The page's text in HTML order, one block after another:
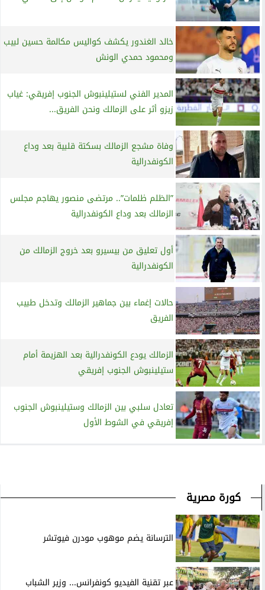
خالد الغندور يكشف كواليس مكالمة حسين لبيب
ومحمود حمدي الونش
المدير الفني لستيلينبوش الجنوب إفريقي: غياب
زيزو أثر على الزمالك ونحن الفريق...
وفاة مشجع الزمالك بسكتة قلبية بعد وداع
الكونفدرالية
”الظلم ظلمات”.. مرتضى منصور يهاجم مجلس
الزمالك بعد وداع الكونفدرالية
أول تعليق من بيسيرو بعد خروج الزمالك من
الكونفدرالية
حالات إغماء بين جماهير الزمالك وتدخل طبيب
الفريق
الزمالك يودع الكونفدرالية بعد الهزيمة أمام
ستيلينبوش الجنوب إفريقي
تعادل سلبي بين الزمالك وستيلينبوش الجنوب
إفريقي في الشوط الأول
كورة مصرية
الترسانة يضم موهوب مودرن فيوتشر
عبر تقنية الفيديو كونفرانس... وزير الشباب